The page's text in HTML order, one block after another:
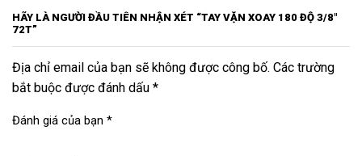
HÃY LÀ NGƯỜI ĐẦU TIÊN NHẬN XÉT “TAY VẶN XOAY 180 ĐỘ 3/8″
72T”
Địa chỉ email của bạn sẽ không được công bố. Các trường
bắt buộc được đánh dấu *
Đánh giá của bạn *